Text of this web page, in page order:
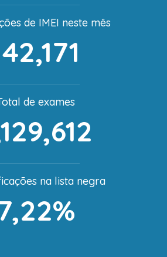
de IMEI neste mês
de exames
na lista negra